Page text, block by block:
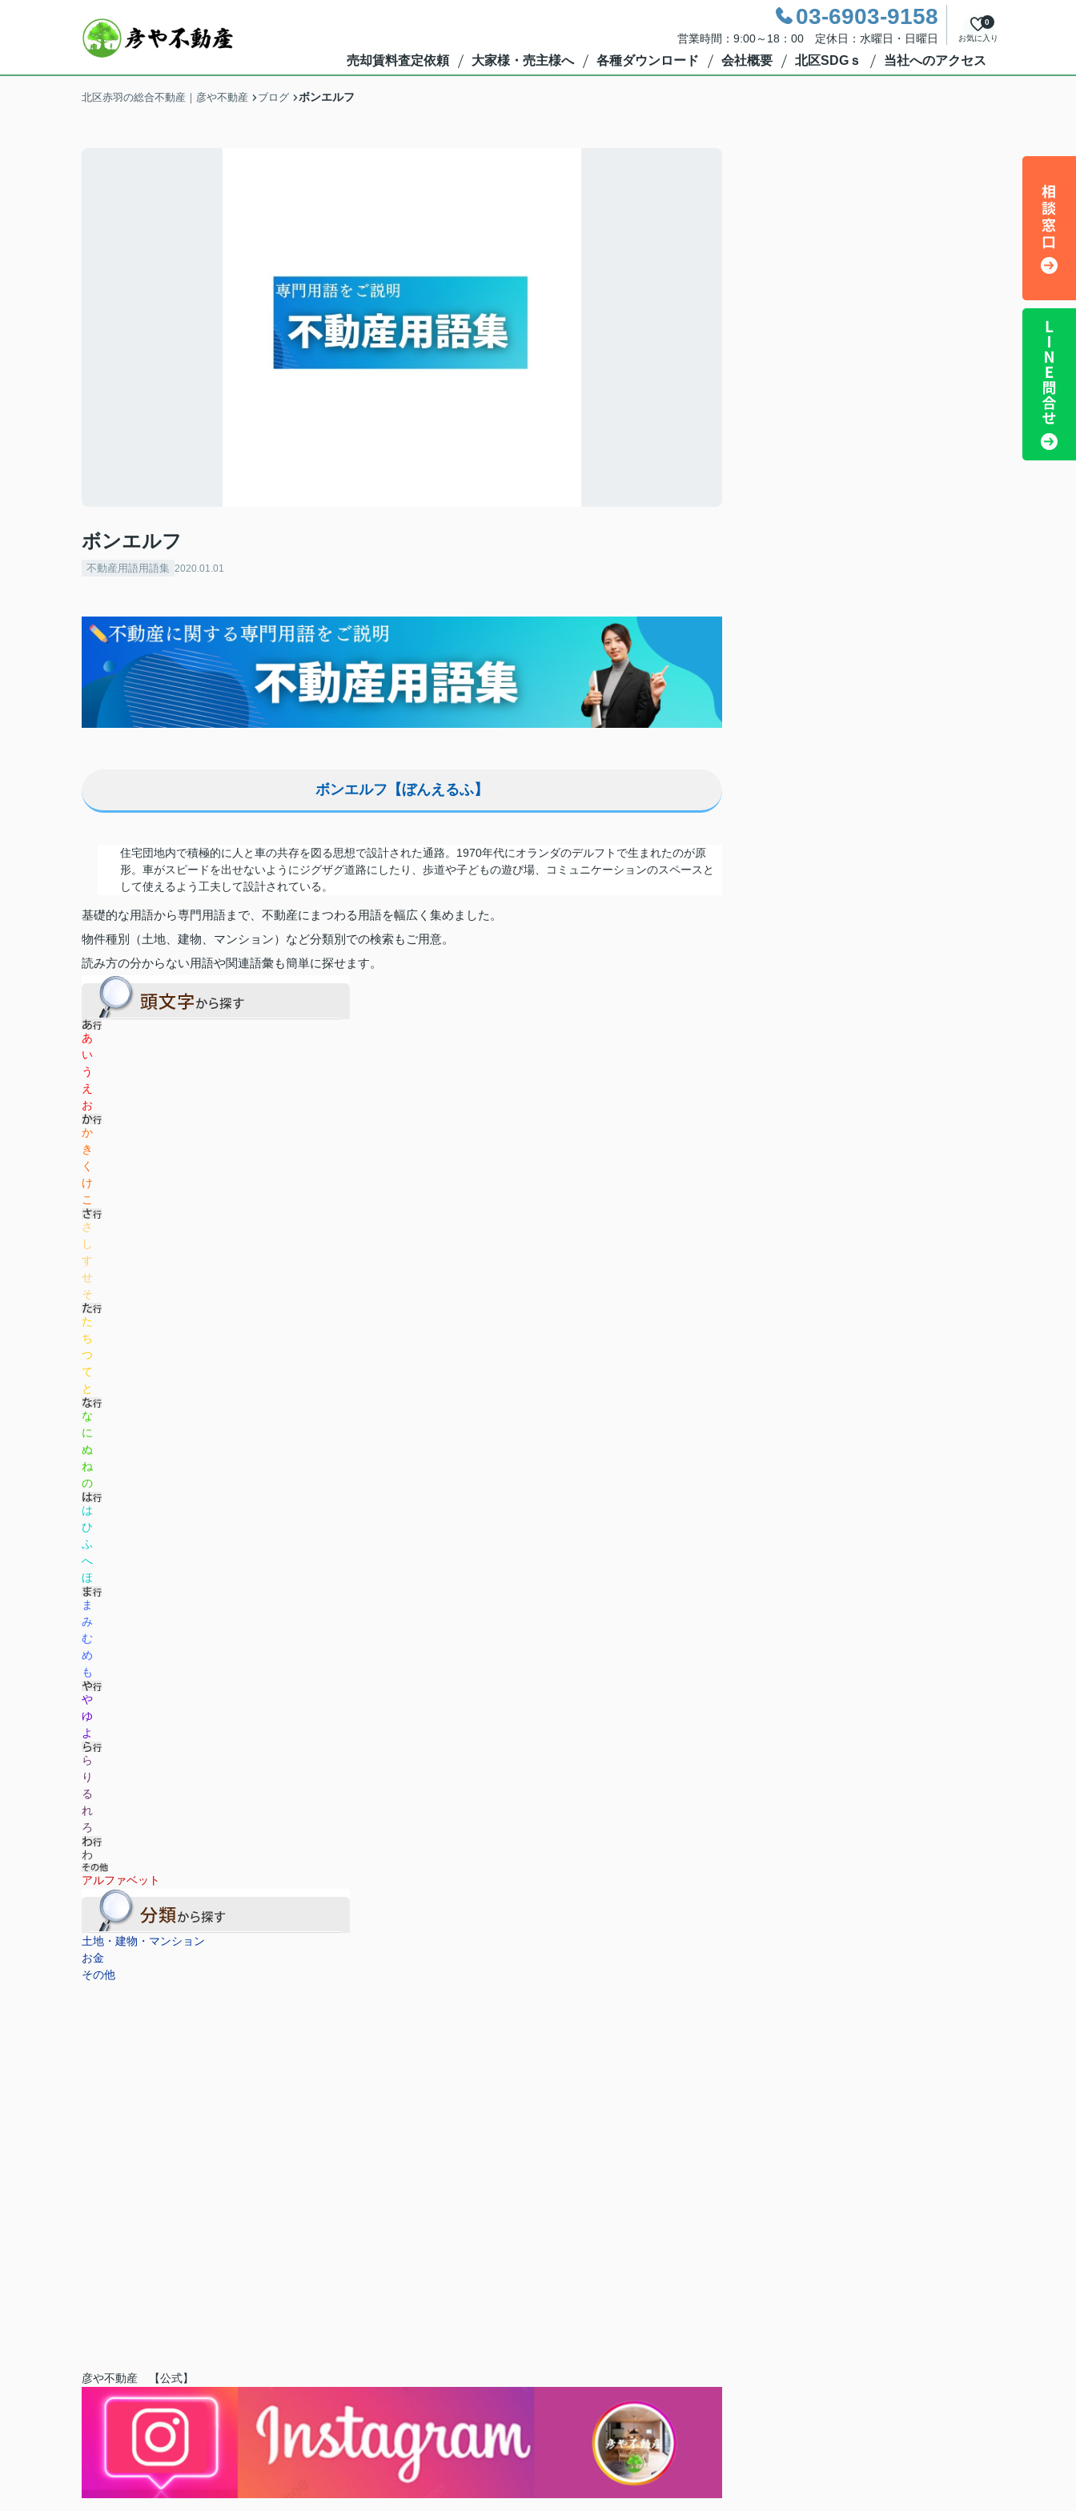
03-6903-9158
営業時間：9:00～18：00 定休日：水曜日・日曜日 お気に入り
0
売却賃料査定依頼 大家様・売主様へ 各種ダウンロード 会社概要 北区SDGｓ 当社へのアクセス
北区赤羽の総合不動産｜彦や不動産 ブログ ボンエルフ
ボンエルフ
不動産用語用語集 2020.01.01
ボンエルフ【ぼんえるふ】
住宅団地内で積極的に人と車の共存を図る思想で設計された通路。1970年代にオランダのデルフトで生まれたのが原
形。車がスピードを出せないようにジグザグ道路にしたり、歩道や子どもの遊び場、コミュニケーションのスペースと
して使えるよう工夫して設計されている。
基礎的な用語から専門用語まで、不動産にまつわる用語を幅広く集めました。
物件種別（土地、建物、マンション）など分類別での検索もご用意。
読み方の分からない用語や関連語彙も簡単に探せます。
あ
い
う
え
お
か
き
く
け
こ
さ
し
す
せ
そ
た
ち
つ
て
と
な
に
ぬ
ね
の
は
ひ
ふ
へ
ほ
ま
み
む
め
も
や
ゆ
よ
ら
り
る
れ
ろ
わ
アルファベット
土地・建物・マンション
お金
その他
彦や不動産 【公式】